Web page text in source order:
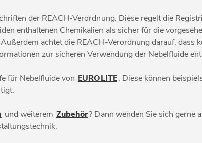
der REACH-Verordnung. Diese regelt die
enthaltenen Chemikalien als sicher für die
achtet die REACH-Verordnung darauf, dass
zur sicheren Verwendung der Nebelfluide
für Nebelfluide von EUROLITE. Diese können
und weiterem Zubehör? Dann wenden Sie sich gerne